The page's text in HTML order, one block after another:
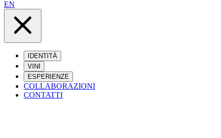
EN
IDENTITÀ
VINI
ESPERIENZE
COLLABORAZIONI
CONTATTI